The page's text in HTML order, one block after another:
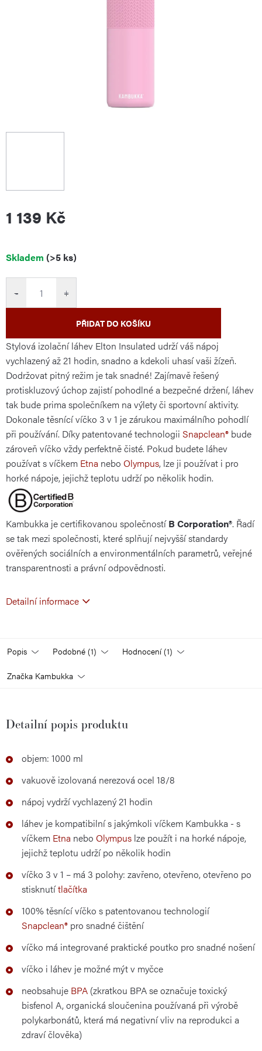
1 139 Kč
Měrná
Skladem (>5 ks)
+
−
PŘIDAT DO KOŠÍKU
Stylová izolační láhev Elton Insulated udrží váš nápoj
vychlazený až 21 hodin, snadno a kdekoli uhasí vaši žízeň.
Dodržovat pitný režim je tak snadné! Zajímavě řešený
protiskluzový úchop zajistí pohodlné a bezpečné držení, láhev
tak bude prima společníkem na výlety či sportovní aktivity.
Dokonale těsnící víčko 3 v 1 je zárukou maximálního pohodlí
při používání. Díky patentované technologii Snapclean® bude
zároveň víčko vždy perfektně čisté. Pokud budete láhev
používat s víčkem Etna nebo Olympus, lze ji používat i pro
horké nápoje, jejichž teplotu udrží po několik hodin.
Kambukka je certifikovanou společnostíB Corporation®. Řadí
se tak mezi společnosti, které splňují nejvyšší standardy
ověřených sociálních a environmentálních parametrů, veřejné
transparentnosti a právní odpovědnosti.
Detailní informace
Popis Podobné (1) Hodnocení (1)
Značka Kambukka
Detailní popis produktu
objem: 1000 ml
vakuově izolovaná nerezová ocel 18/8
nápoj vydrží vychlazený 21 hodin
láhev je kompatibilní s jakýmkoli víčkem Kambukka - s
víčkem Etna nebo Olympus lze použít i na horké nápoje,
jejichž teplotu udrží po několik hodin
víčko 3 v 1 – má 3 polohy: zavřeno, otevřeno, otevřeno po
stisknutítlačítka
100% těsnící víčko s patentovanou technologií
Snapclean® pro snadné čištění
víčko má integrované praktické poutko pro snadné nošení
víčko i láhev je možné mýt v myčce
neobsahuje BPA (zkratkou BPA se označuje toxický
bisfenol A, organická sloučenina používaná při výrobě
polykarbonátů, která má negativní vliv na reprodukci a
zdraví člověka)